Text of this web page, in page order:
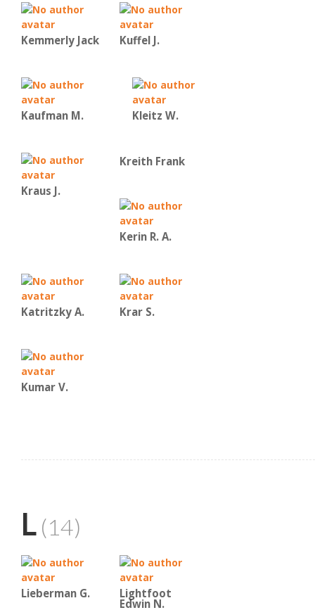
Kemmerly Jack Kuffel J.
Kaufman Μ. Kleitz W.
Kraus J.
Kreith Frank
Kerin R. A.
Katritzky A. Krar S.
Kumar V.
L (14)
Lieberman G. Lightfoot
Edwin N.